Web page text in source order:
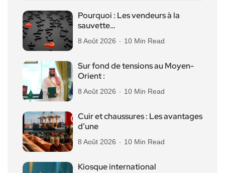
Pourquoi : Les vendeurs à la
sauvette…
8 Août 2026 10 Min Read
Sur fond de tensions au Moyen-
Orient :
8 Août 2026 10 Min Read
Cuir et chaussures : Les avantages
d’une
8 Août 2026 10 Min Read
Kiosque international